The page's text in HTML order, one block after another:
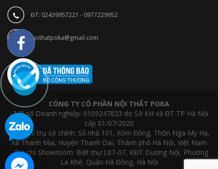
ĐT: 02439957221 - 0977229952
noithatpoka@gmail.com
CÔNG TY CỔ PHẦN NỘI THẤT POKA
- Mã số Doanh nghiệp: 0109247823 do Sở KH và ĐT TP Hà Nội
cấp 01/07/2020
- Địa chỉ trụ sở chính: Số nhà 101, Xóm Đồng, Thôn Nga My Hạ,
Xã Thanh Mai, Huyện Thanh Oai, Thành phố Hà Nội, Việt Nam
- Địa chỉ Showroom: Biệt thự L07-07, KĐT Dương Nội, Phường
La Khê, Quận Hà Đông, Hà Nội